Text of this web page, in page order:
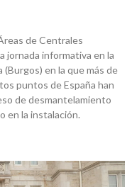
de Centrales
jornada informativa en la
en la que más de
puntos de España han
de desmantelamiento
en la instalación.